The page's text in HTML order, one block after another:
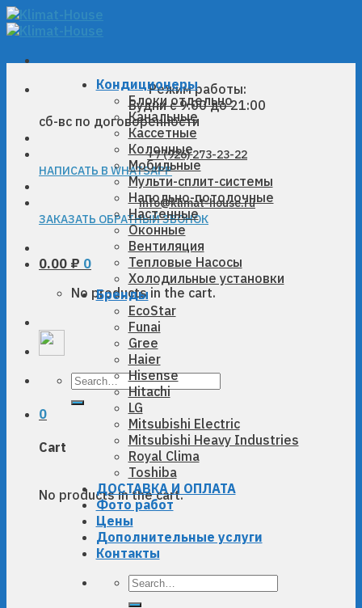
Skip
to
Режим работы:
Будни с 9:00 до 21:00
сб-вс по договоренности
+7 (926) 273-23-22
НАПИСАТЬ В WHATSAPP
info@klimat-house.ru
ЗАКАЗАТЬ ОБРАТНЫЙ ЗВОНОК
0.00 ₽ 0
No products in the cart.
Search
0
Cart
No products in the cart.
Кондиционеры
Блоки отдельно
Канальные
Кассетные
Колонные
Мобильные
Мульти-сплит-системы
Напольно-потолочные
Настенные
Оконные
Вентиляция
Тепловые Насосы
Холодильные установки
Бренды
EcoStar
Funai
Gree
Haier
Hisense
Hitachi
LG
Mitsubishi Electric
Mitsubishi Heavy Industries
Royal Clima
Toshiba
ДОСТАВКА И ОПЛАТА
Фото работ
Цены
Дополнительные услуги
Контакты
Search